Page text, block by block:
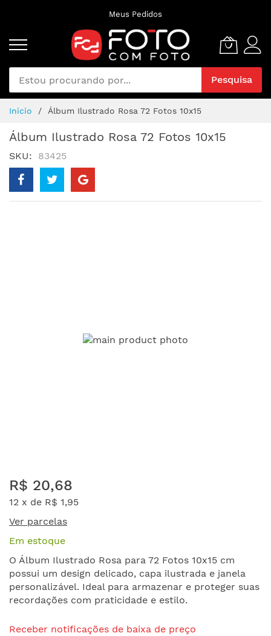
conteúdo
Meus Pedidos
Pesquisa
Inicio Álbum Ilustrado Rosa 72 Fotos 10x15
Álbum Ilustrado Rosa 72 Fotos 10x15
SKU 83425
para
o
da
Galeria
imagens
R$ 20,68
12 x de R$ 1,95
Ver parcelas
Em estoque
O Álbum Ilustrado Rosa para 72 Fotos 10x15 cm
possui um design delicado, capa ilustrada e janela
personalizável. Ideal para armazenar e proteger suas
recordações com praticidade e estilo.
Receber notificações de baixa de preço